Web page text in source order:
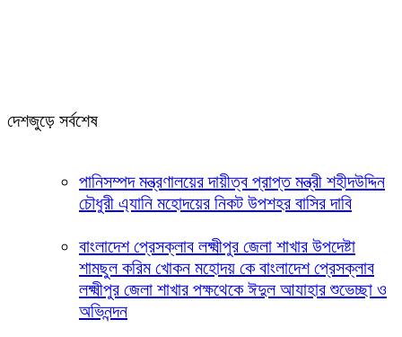
দেশজুড়ে সর্বশেষ
পানিসম্পদ মন্ত্রণালয়ের দায়ীত্ব প্রাপ্ত মন্ত্রী শহীদউদ্দিন
চৌধুরী এ্যানি মহোদয়ের নিকট উপশহর বাসির দাবি
বাংলাদেশ প্রেসক্লাব লক্ষ্মীপুর জেলা শাখার উপদেষ্টা
শামছুল করিম খোকন মহোদয় কে বাংলাদেশ প্রেসক্লাব
লক্ষ্মীপুর জেলা শাখার পক্ষথেকে ঈদুল আযাহার শুভেচ্ছা ও
অভিনন্দন